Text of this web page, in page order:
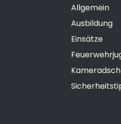
Allgemein
Ausbildung
Einsätze